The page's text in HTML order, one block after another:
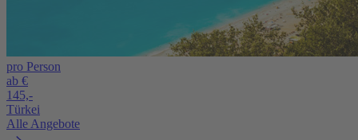
pro Person
ab €
145,-
Türkei
Alle Angebote